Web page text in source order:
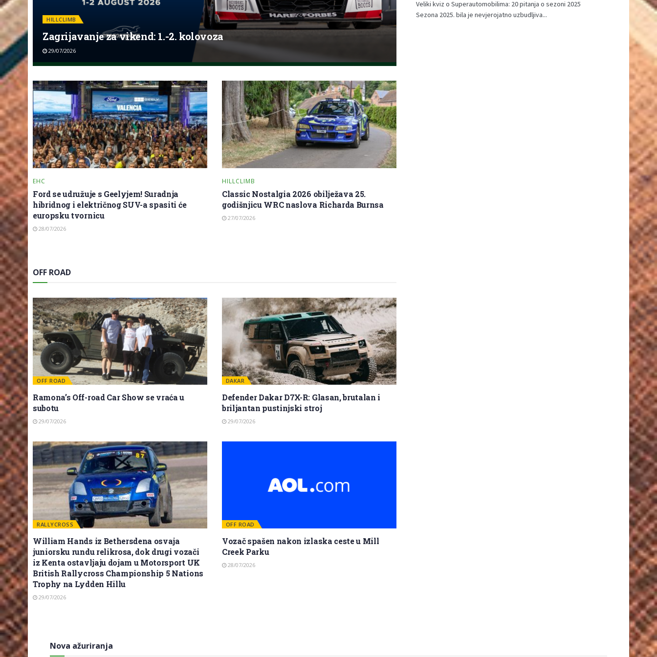
HILLCLIMB
Zagrijavanje za vikend: 1.-2. kolovoza
29/07/2026
EHC
Ford se udružuje s Geelyjem! Suradnja
hibridnog i električnog SUV-a spasiti će
europsku tvornicu
28/07/2026
HILLCLIMB
Classic Nostalgia 2026 obilježava 25.
godišnjicu WRC naslova Richarda Burnsa
27/07/2026
OFF ROAD
OFF ROAD
Ramona’s Off-road Car Show se vraća u
subotu
29/07/2026
DAKAR
Defender Dakar D7X-R: Glasan, brutalan i
briljantan pustinjski stroj
29/07/2026
RALLYCROSS
William Hands iz Bethersdena osvaja
juniorsku rundu relikrosa, dok drugi vozači
iz Kenta ostavljaju dojam u Motorsport UK
British Rallycross Championship 5 Nations
Trophy na Lydden Hillu
29/07/2026
OFF ROAD
Vozač spašen nakon izlaska ceste u Mill
Creek Parku
28/07/2026
Veliki kviz o Superautomobilima: 20 pitanja o sezoni 2025
Sezona 2025. bila je nevjerojatno uzbudljiva...
Nova ažuriranja